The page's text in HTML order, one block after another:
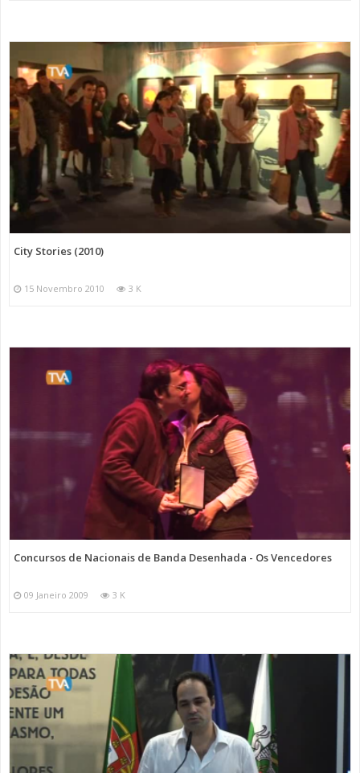
City Stories (2010)
15 Novembro 2010 3 K
Concursos de Nacionais de Banda Desenhada - Os Vencedores
09 Janeiro 2009 3 K